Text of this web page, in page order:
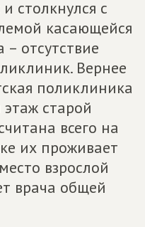
столкнулся с
касающейся
отсутствие
Вернее
поликлиника
старой
всего на
их проживает
взрослой
врача общей